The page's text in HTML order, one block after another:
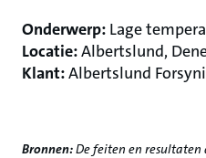
Onderwerp: Lage
Locatie:Albertslund,
Klant:Albertslund
Bronnen:De feiten en